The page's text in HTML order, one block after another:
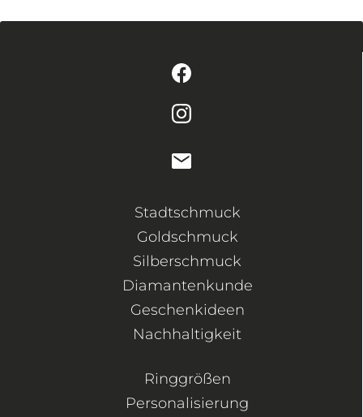
Stadtschmuck
Goldschmuck
Silberschmuck
Diamantenkunde
Geschenkideen
Nachhaltigkeit
Ringgrößen
Personalisierung